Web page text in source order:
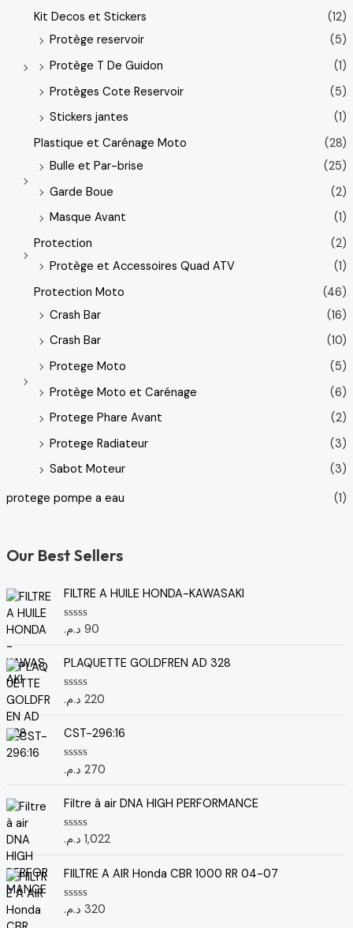
Kit Decos et Stickers
(12)
Protège reservoir
(5)
Protège T De Guidon
(1)
Protèges Cote Reservoir
(5)
Stickers jantes
(1)
Plastique et Carénage Moto
(28)
Bulle et Par-brise
(25)
Garde Boue
(2)
Masque Avant
(1)
Protection
(2)
Protège et Accessoires Quad ATV
(1)
Protection Moto
(46)
Crash Bar
(16)
Crash Bar
(10)
Protege Moto
(5)
Protège Moto et Carénage
(6)
Protege Phare Avant
(2)
Protege Radiateur
(3)
Sabot Moteur
(3)
protege pompe a eau
(1)
Our Best Sellers
FILTRE A HUILE HONDA-KAWASAKI
N
o
e
s
r
90 د.م.
PLAQUETTE GOLDFREN AD 328
N
o
e
s
r
220 د.م.
CST-296:16
N
o
e
s
r
270 د.م.
Filtre à air DNA HIGH PERFORMANCE
N
o
e
s
r
1,022 د.م.
FIILTRE A AIR Honda CBR 1000 RR 04-07
N
o
320 د.م.